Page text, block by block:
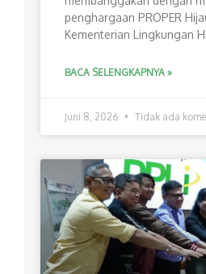
penghargaan PROPER
Kementerian Lingkungan
BACA SELENGKAPNYA »
Juni 8, 2026 Tidak ada